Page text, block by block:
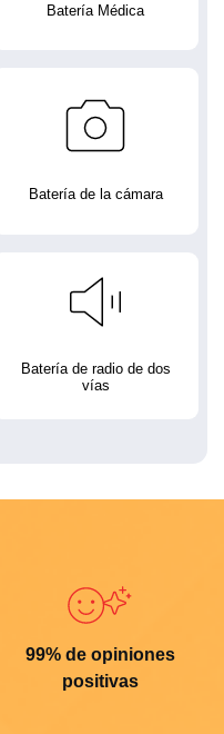
Batería Médica
Batería de la cámara
Batería de radio de dos
vías
99% de opiniones
positivas